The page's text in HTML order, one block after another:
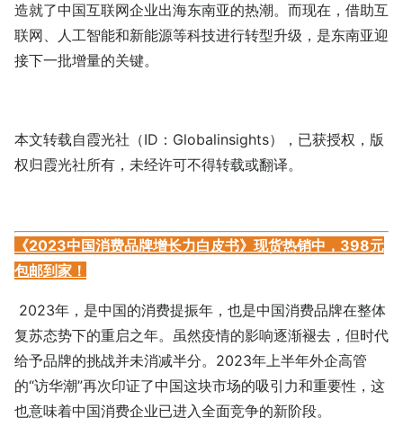
造就了中国互联网企业出海东南亚的热潮。而现在，借助互
联网、人工智能和新能源等科技进行转型升级，是东南亚迎
接下一批增量的关键。
本文转载自霞光社（ID：Globalinsights），已获授权，版
权归霞光社所有，未经许可不得转载或翻译。
《2023中国消费品牌增长力白皮书》现货热销中，398元
包邮到家！
2023年，是中国的消费提振年，也是中国消费品牌在整体
复苏态势下的重启之年。虽然疫情的影响逐渐褪去，但时代
给予品牌的挑战并未消减半分。2023年上半年外企高管
的“访华潮”再次印证了中国这块市场的吸引力和重要性，这
也意味着中国消费企业已进入全面竞争的新阶段。